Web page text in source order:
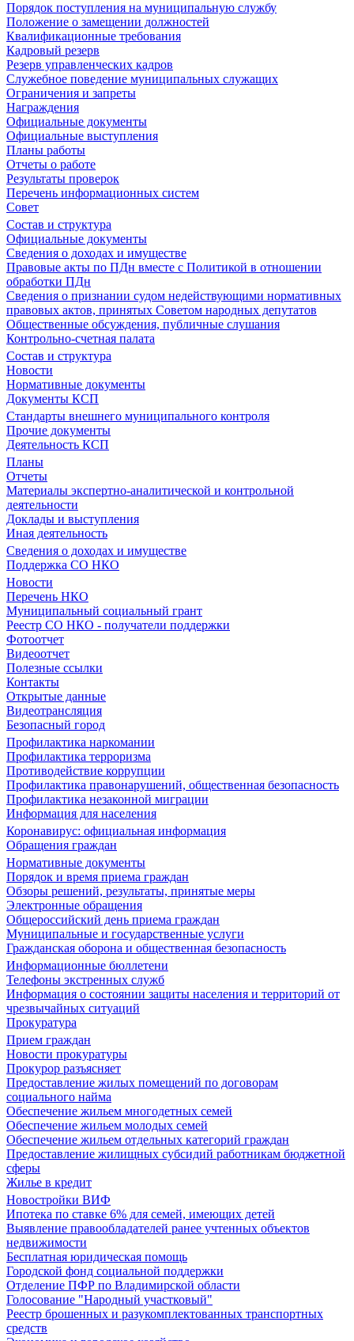
Порядок поступления на муниципальную службу
Положение о замещении должностей
Квалификационные требования
Кадровый резерв
Резерв управленческих кадров
Служебное поведение муниципальных служащих
Ограничения и запреты
Награждения
Официальные документы
Официальные выступления
Планы работы
Отчеты о работе
Результаты проверок
Перечень информационных систем
Совет
Состав и структура
Официальные документы
Сведения о доходах и имуществе
Правовые акты по ПДн вместе с Политикой в отношении
обработки ПДн
Сведения о признании судом недействующими нормативных
правовых актов, принятых Советом народных депутатов
Общественные обсуждения, публичные слушания
Контрольно-счетная палата
Состав и структура
Новости
Нормативные документы
Документы КСП
Стандарты внешнего муниципального контроля
Прочие документы
Деятельность КСП
Планы
Отчеты
Материалы экспертно-аналитической и контрольной
деятельности
Доклады и выступления
Иная деятельность
Сведения о доходах и имуществе
Поддержка СО НКО
Новости
Перечень НКО
Муниципальный социальный грант
Реестр СО НКО - получатели поддержки
Фотоотчет
Видеоотчет
Полезные ссылки
Контакты
Открытые данные
Видеотрансляция
Безопасный город
Профилактика наркомании
Профилактика терроризма
Противодействие коррупции
Профилактика правонарушений, общественная безопасность
Профилактика незаконной миграции
Информация для населения
Коронавирус: официальная информация
Обращения граждан
Нормативные документы
Порядок и время приема граждан
Обзоры решений, результаты, принятые меры
Электронные обращения
Общероссийский день приема граждан
Муниципальные и государственные услуги
Гражданская оборона и общественная безопасность
Информационные бюллетени
Телефоны экстренных служб
Информация о состоянии защиты населения и территорий от
чрезвычайных ситуаций
Прокуратура
Прием граждан
Новости прокуратуры
Прокурор разъясняет
Предоставление жилых помещений по договорам
социального найма
Обеспечение жильем многодетных семей
Обеспечение жильем молодых семей
Обеспечение жильем отдельных категорий граждан
Предоставление жилищных субсидий работникам бюджетной
сферы
Жилье в кредит
Новостройки ВИФ
Ипотека по ставке 6% для семей, имеющих детей
Выявление правообладателей ранее учтенных объектов
недвижимости
Бесплатная юридическая помощь
Городской фонд социальной поддержки
Отделение ПФР по Владимирской области
Голосование "Народный участковый"
Реестр брошенных и разукомплектованных транспортных
средств